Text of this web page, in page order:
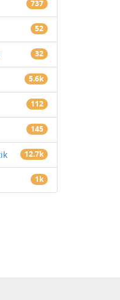
737
52
32
5.6k
112
145
12.7k
1k